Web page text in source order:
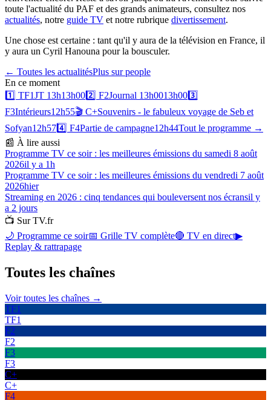
toute l'actualité du PAF et des grands animateurs, consultez nos
actualités, notre guide TV et notre rubrique divertissement.
Une chose est certaine : tant qu'il y aura de la télévision en France, il
y aura un Cyril Hanouna pour la bousculer.
← Toutes les actualitésPlus surpeople
En ce moment
1️⃣ TF1JT 13h13h002️⃣ F2Journal 13h0013h003️⃣
F3Intérieurs12h55🎬 C+Souvenirs - le fabuleux voyage de Seb et
Sofyan12h574️⃣ F4Partie de campagne12h44Tout le programme →
📰 À lire aussi
Programme TV ce soir : les meilleures émissions du samedi 8 août
2026il y a 1h
Programme TV ce soir : les meilleures émissions du vendredi 7 août
2026hier
Streaming en 2026 : cinq tendances qui bouleversent nos écransil y
a 2 jours
📺 Sur TV.fr
🌙 Programme ce soir📅 Grille TV complète🔴 TV en direct▶
Replay & rattrapage
Toutes les chaînes
Voir toutes les chaînes →
TF1
TF1
F2
F2
F3
F3
C+
C+
F4